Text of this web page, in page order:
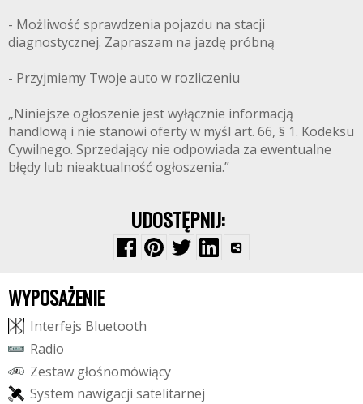
- Możliwość sprawdzenia pojazdu na stacji
diagnostycznej. Zapraszam na jazdę próbną
- Przyjmiemy Twoje auto w rozliczeniu
„Niniejsze ogłoszenie jest wyłącznie informacją
handlową i nie stanowi oferty w myśl art. 66, § 1. Kodeksu
Cywilnego. Sprzedający nie odpowiada za ewentualne
błędy lub nieaktualność ogłoszenia.”
UDOSTĘPNIJ:
WYPOSAŻENIE
Interfejs Bluetooth
Radio
Zestaw głośnomówiący
System nawigacji satelitarnej